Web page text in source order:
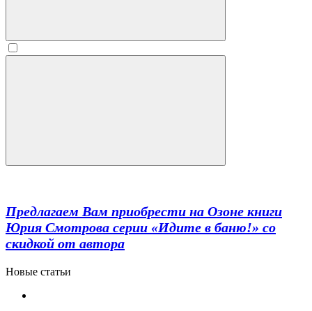
Предлагаем Вам приобрести на Озоне книги
Юрия Смотрова серии «Идите в баню!» со
скидкой от автора
Новые статьи